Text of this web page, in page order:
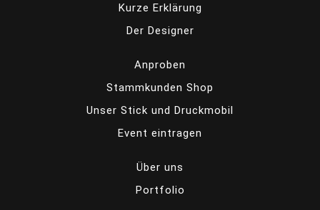
Kurze Erklärung
Der Designer
Anproben
Stammkunden Shop
Unser Stick und Druckmobil
Event eintragen
Über uns
Portfolio